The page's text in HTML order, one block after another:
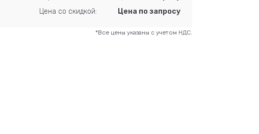
Цена со скидкой:
Цена по запросу
*Все цены указаны с учетом НДС.